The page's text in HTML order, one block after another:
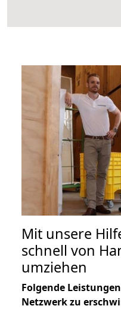
Mit unsere
schnell von
umziehen
Folgende
Netzwerk zu